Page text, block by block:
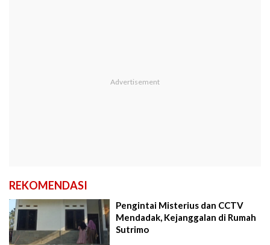
REKOMENDASI
Pengintai Misterius dan CCTV
Mendadak, Kejanggalan di Rumah
Sutrimo